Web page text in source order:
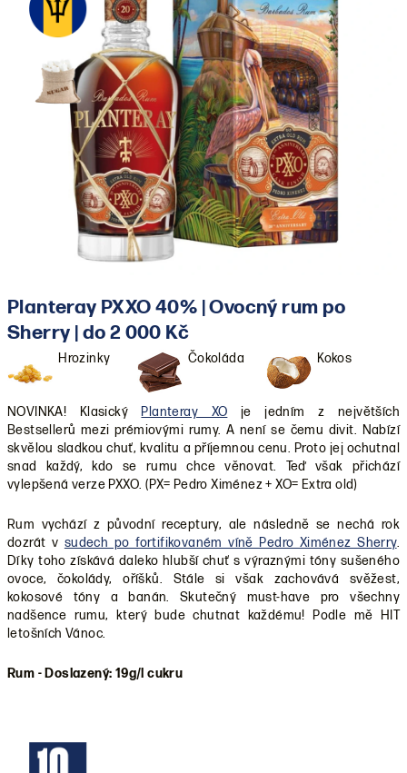
Planteray PXXO 40% | Ovocný rum po
Sherry | do 2 000 Kč
Hrozinky Čokoláda Kokos
NOVINKA! Klasický Planteray XO je jedním z největších
Bestsellerů mezi prémiovými rumy. A není se čemu divit. Nabízí
skvělou sladkou chuť, kvalitu a příjemnou cenu. Proto jej ochutnal
snad každý, kdo se rumu chce věnovat. Teď však přichází
vylepšená verze PXXO. (PX= Pedro Ximénez + XO= Extra old)
Rum vychází z původní receptury, ale následně se nechá rok
dozrát v sudech po fortifikovaném víně Pedro Ximénez Sherry.
Díky toho získává daleko hlubší chuť s výraznými tóny sušeného
ovoce, čokolády, oříšků. Stále si však zachovává svěžest,
kokosové tóny a banán. Skutečný must-have pro všechny
nadšence rumu, který bude chutnat každému! Podle mě HIT
letošních Vánoc.
Rum - Doslazený: 19g/l cukru